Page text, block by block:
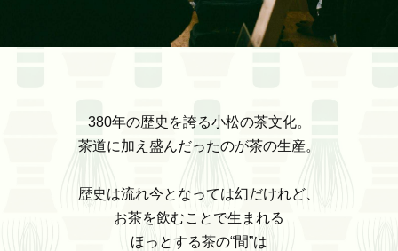
380年の歴史を誇る小松の茶文化。
茶道に加え盛んだったのが茶の生産。
歴史は流れ今となっては幻だけれど、
お茶を飲むことで生まれる
ほっとする茶の“間”は